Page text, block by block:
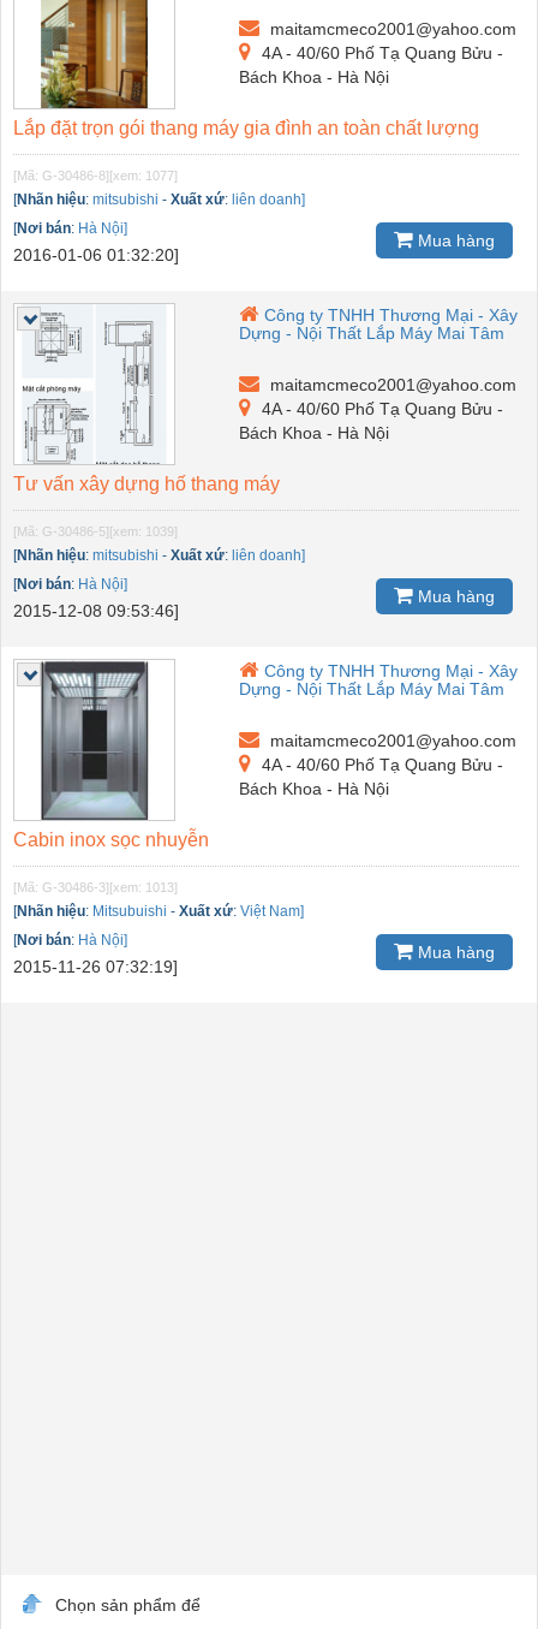
maitamcmeco2001@yahoo.com
4A - 40/60 Phố Tạ Quang Bửu -
Bách Khoa - Hà Nội
Lắp đặt trọn gói thang máy gia đình an toàn chất lượng
[Mã: G-30486-8][xem: 1077]
[Nhãn hiệu: mitsubishi - Xuất xứ: liên doanh]
[Nơi bán: Hà Nội]
2016-01-06 01:32:20]
Mua hàng
Công ty TNHH Thương Mại - Xây
Dựng - Nội Thất Lắp Máy Mai Tâm
maitamcmeco2001@yahoo.com
4A - 40/60 Phố Tạ Quang Bửu -
Bách Khoa - Hà Nội
Tư vấn xây dựng hố thang máy
[Mã: G-30486-5][xem: 1039]
[Nhãn hiệu: mitsubishi - Xuất xứ: liên doanh]
[Nơi bán: Hà Nội]
2015-12-08 09:53:46]
Mua hàng
Công ty TNHH Thương Mại - Xây
Dựng - Nội Thất Lắp Máy Mai Tâm
maitamcmeco2001@yahoo.com
4A - 40/60 Phố Tạ Quang Bửu -
Bách Khoa - Hà Nội
Cabin inox sọc nhuyễn
[Mã: G-30486-3][xem: 1013]
[Nhãn hiệu: Mitsubuishi - Xuất xứ: Việt Nam]
[Nơi bán: Hà Nội]
2015-11-26 07:32:19]
Mua hàng
Chọn sản phẩm để